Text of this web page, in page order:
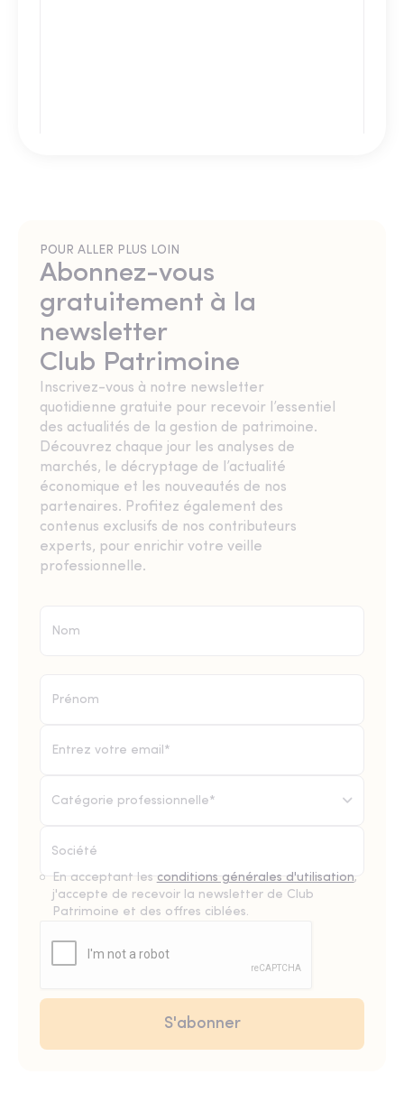
POUR ALLER PLUS LOIN
Abonnez-vous
gratuitement à la
newsletter
Club Patrimoine
Inscrivez-vous à notre newsletter
quotidienne gratuite pour recevoir l’essentiel
des actualités de la gestion de patrimoine.
Découvrez chaque jour les analyses de
marchés, le décryptage de l’actualité
économique et les nouveautés de nos
partenaires. Profitez également des
contenus exclusifs de nos contributeurs
experts, pour enrichir votre veille
professionnelle.
Catégorie professionnelle*
En acceptant les conditions générales d'utilisation,
j'accepte de recevoir la newsletter de Club
Patrimoine et des offres ciblées.